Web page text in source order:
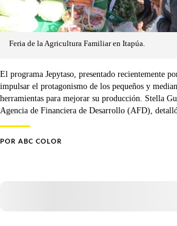
Feria de la Agricultura Familiar en Itapúa.
El programa Jepytaso, presentado recientemente
impulsar el protagonismo de los pequeños y
herramientas para mejorar su producción. Stella
Agencia de Financiera de Desarrollo (AFD),
POR ABC COLOR